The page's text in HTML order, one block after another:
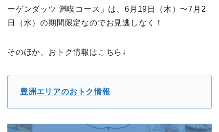
ーゲンダッツ 満喫コース」は、6月19日（木）〜7月2
日（水）の期間限定なのでお見逃しなく！
そのほか、おトク情報はこちら↓
豊洲エリアのおトク情報